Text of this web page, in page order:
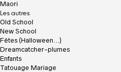
Maori
Les autres
Old School
New School
Fêtes (Halloween…)
Dreamcatcher-plumes
Enfants
Tatouage Mariage